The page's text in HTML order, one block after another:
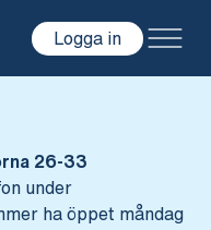
till innehåll
Logga in
26-33
under
ha öppet måndag